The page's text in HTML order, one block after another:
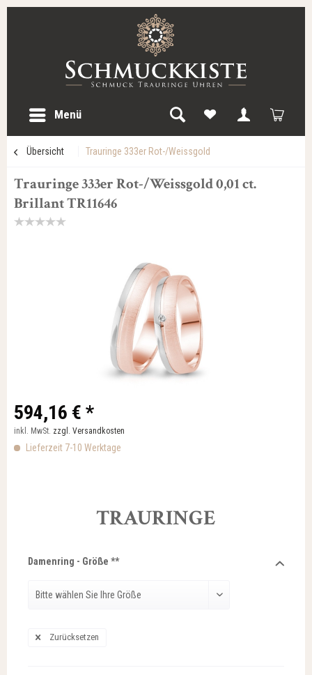
Menü
Übersicht Trauringe 333er Rot-/Weissgold
Trauringe 333er Rot-/Weissgold 0,01 ct.
Brillant TR11646
594,16 € *
inkl. MwSt. zzgl. Versandkosten
Lieferzeit 7-10 Werktage
TRAURINGE
Damenring - Größe **
Zurücksetzen